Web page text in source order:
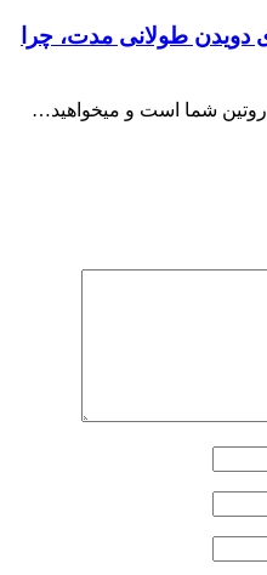
دویدن طولانی مدت، چرا
روتین شما است و میخواهید…